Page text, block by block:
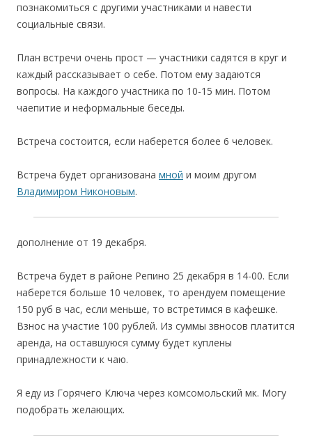
познакомиться с другими участниками и навести
социальные связи.
План встречи очень прост — участники садятся в круг и
каждый рассказывает о себе. Потом ему задаются
вопросы. На каждого участника по 10-15 мин. Потом
чаепитие и неформальные беседы.
Встреча состоится, если наберется более 6 человек.
Встреча будет организована мной и моим другом
Владимиром Никоновым.
дополнение от 19 декабря.
Встреча будет в районе Репино 25 декабря в 14-00. Если
наберется больше 10 человек, то арендуем помещение
150 руб в час, если меньше, то встретимся в кафешке.
Взнос на участие 100 рублей. Из суммы звносов платится
аренда, на оставшуюся сумму будет куплены
принадлежности к чаю.
Я еду из Горячего Ключа через комсомольский мк. Могу
подобрать желающих.